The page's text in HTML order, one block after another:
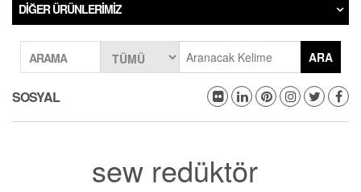
DIĞER ÜRÜNLERIMIZ
ARAMA ARA
SOSYAL
sew redüktör